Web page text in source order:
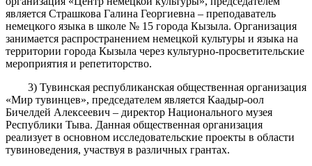
является Страшкова Галина Георгиевна – преподаватель
немецкого языка в школе № 15 города Кызыла. Организация
занимается распространением немецкой культуры и языка на
территории города Кызыла через культурно-просветительские
мероприятия и репетиторство.
3) Тувинская республиканская общественная организация
«Мир тувинцев», председателем является Каадыр-оол
Бичелдей Алексеевич – директор Национального музея
Республики Тыва. Данная общественная организация
реализует в основном исследовательские проекты в области
тувиноведения, участвуя в различных грантах.